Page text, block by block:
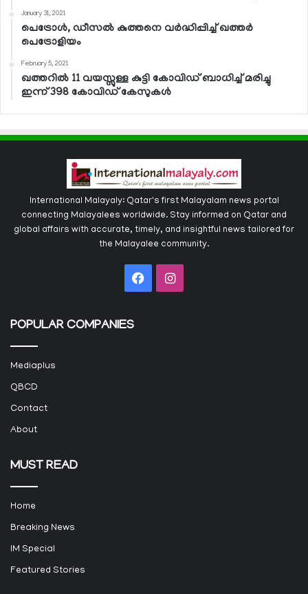
January 31, 2021
പെട്രോള്‍, ഡീസല്‍ കുത്തനെ വര്‍ദ്ധിപ്പിച്ച് ഖത്തര്‍
പെട്രോളിയം
February 5, 2021
ഖത്തറില്‍ 11 വയസ്സുള്ള കുട്ടി കോവിഡ് ബാധിച്ച് മരിച്ചു
ഇന്ന് 398 കോവിഡ് കേസുകള്‍
International Malayaly: Qatar's first Malayalam news portal
connecting Malayalees worldwide. Stay informed on Qatar and
global affairs with accurate, timely, and insightful news tailored for
the Malayalee community.
FacebookInstagram
POPULAR COMPANIES
Mediaplus
QBCD
Contact
About
MUST READ
Home
Breaking News
IM Special
Featured Stories